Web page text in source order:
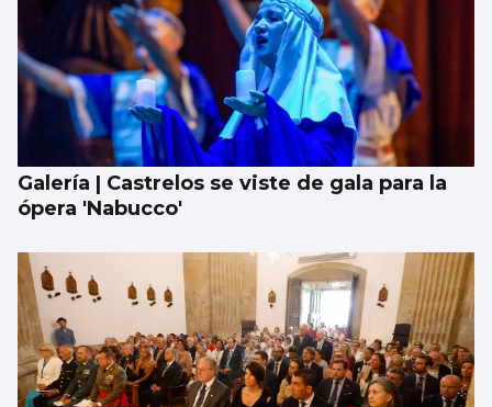
Galería | Castrelos se viste de gala para la
ópera 'Nabucco'